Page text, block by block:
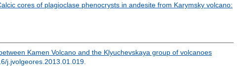
cores of plagioclase phenocrysts in andesite from Karymsky volcano:
Kamen Volcano and the Klyuchevskaya group of volcanoes
j.jvolgeores.2013.01.019